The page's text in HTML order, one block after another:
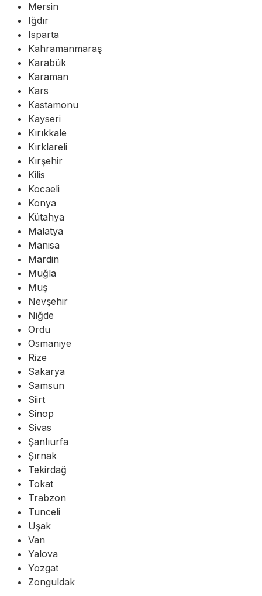
Mersin
Iğdır
Isparta
Kahramanmaraş
Karabük
Karaman
Kars
Kastamonu
Kayseri
Kırıkkale
Kırklareli
Kırşehir
Kilis
Kocaeli
Konya
Kütahya
Malatya
Manisa
Mardin
Muğla
Muş
Nevşehir
Niğde
Ordu
Osmaniye
Rize
Sakarya
Samsun
Siirt
Sinop
Sivas
Şanlıurfa
Şırnak
Tekirdağ
Tokat
Trabzon
Tunceli
Uşak
Van
Yalova
Yozgat
Zonguldak